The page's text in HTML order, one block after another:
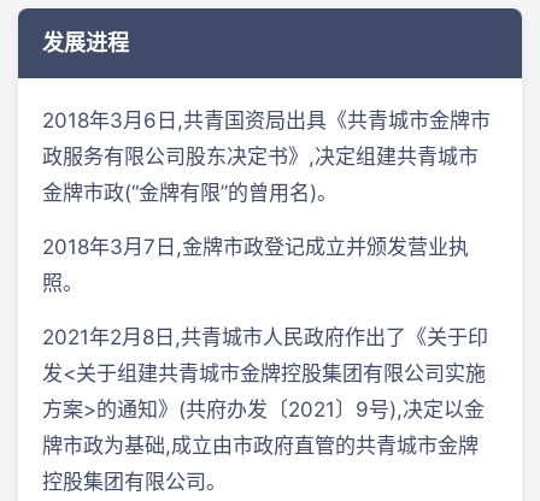
发展进程
2018年3月6日,共青国资局出具《共青城市金牌市
政服务有限公司股东决定书》,决定组建共青城市
金牌市政(“金牌有限”的曾用名)。
2018年3月7日,金牌市政登记成立并颁发营业执
照。
2021年2月8日,共青城市人民政府作出了《关于印
发<关于组建共青城市金牌控股集团有限公司实施
方案>的通知》(共府办发〔2021〕9号),决定以金
牌市政为基础,成立由市政府直管的共青城市金牌
控股集团有限公司。